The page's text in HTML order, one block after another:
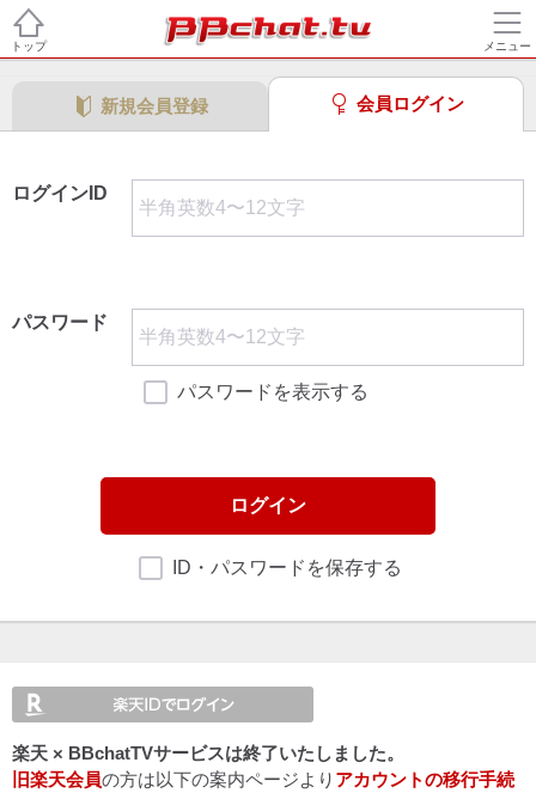
トップ メニュー
新規会員登録 会員ログイン
ログインID
パスワード
パスワードを表示する
ログイン
ID・パスワードを保存する
楽天 × BBchatTVサービスは終了いたしました。
旧楽天会員の方は以下の案内ページより アカウントの移行手続